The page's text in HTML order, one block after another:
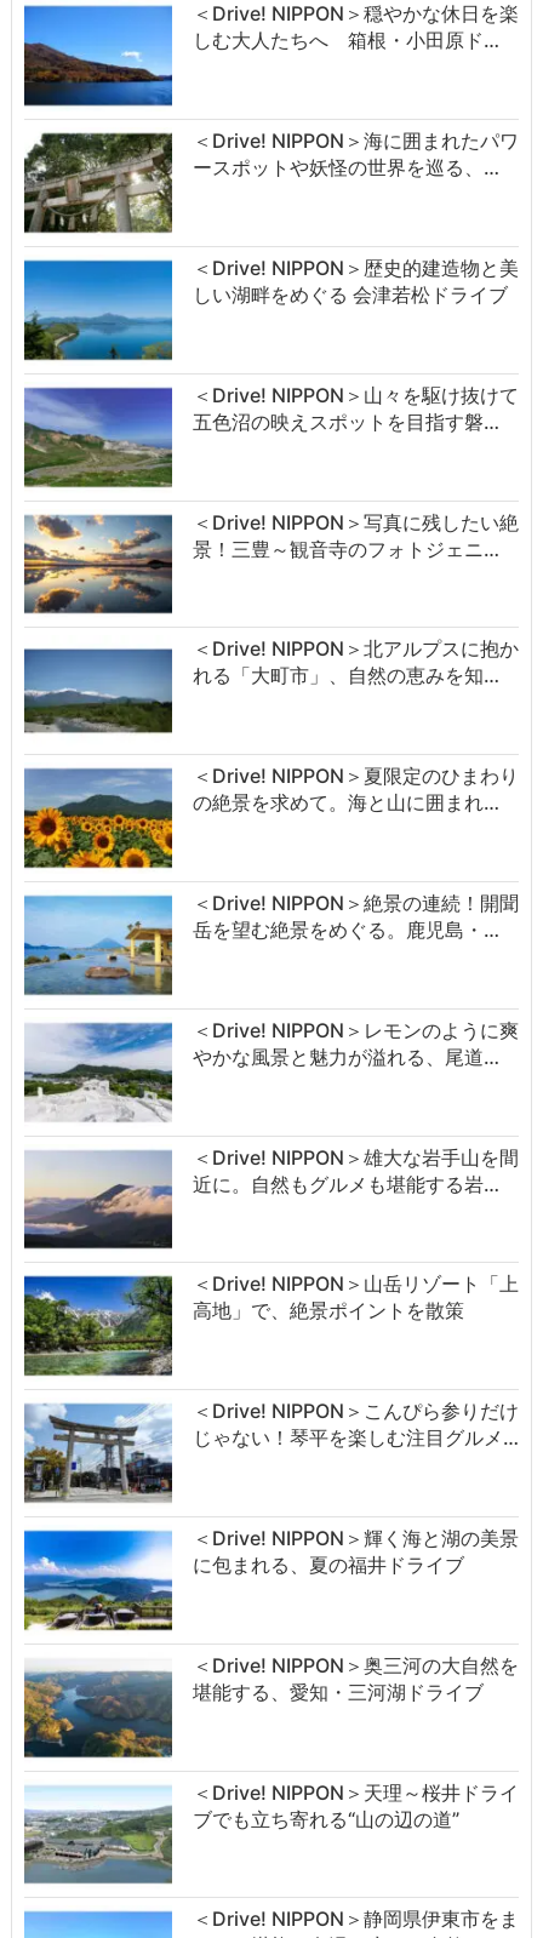
＜Drive! NIPPON＞穏やかな休日を楽
しむ大人たちへ 箱根・小田原ド…
＜Drive! NIPPON＞海に囲まれたパワ
ースポットや妖怪の世界を巡る、…
＜Drive! NIPPON＞歴史的建造物と美
しい湖畔をめぐる 会津若松ドライブ
＜Drive! NIPPON＞山々を駆け抜けて
五色沼の映えスポットを目指す磐…
＜Drive! NIPPON＞写真に残したい絶
景！三豊～観音寺のフォトジェニ…
＜Drive! NIPPON＞北アルプスに抱か
れる「大町市」、自然の恵みを知…
＜Drive! NIPPON＞夏限定のひまわり
の絶景を求めて。海と山に囲まれ…
＜Drive! NIPPON＞絶景の連続！開聞
岳を望む絶景をめぐる。鹿児島・…
＜Drive! NIPPON＞レモンのように爽
やかな風景と魅力が溢れる、尾道…
＜Drive! NIPPON＞雄大な岩手山を間
近に。自然もグルメも堪能する岩…
＜Drive! NIPPON＞山岳リゾート「上
高地」で、絶景ポイントを散策
＜Drive! NIPPON＞こんぴら参りだけ
じゃない！琴平を楽しむ注目グルメ…
＜Drive! NIPPON＞輝く海と湖の美景
に包まれる、夏の福井ドライブ
＜Drive! NIPPON＞奥三河の大自然を
堪能する、愛知・三河湖ドライブ
＜Drive! NIPPON＞天理～桜井ドライ
ブでも立ち寄れる“山の辺の道”
＜Drive! NIPPON＞静岡県伊東市をま